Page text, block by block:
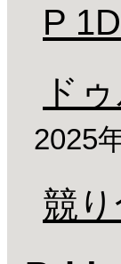
P
ド
2025
競り